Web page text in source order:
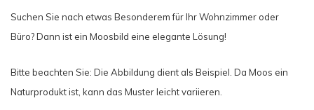
Suchen Sie nach etwas Besonderem für Ihr Wohnzimmer oder
Büro? Dann ist ein Moosbild eine elegante Lösung!
Bitte beachten Sie: Die Abbildung dient als Beispiel. Da Moos ein
Naturprodukt ist, kann das Muster leicht variieren.